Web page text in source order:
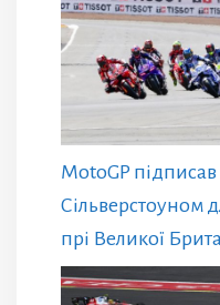
MotoGP підписав
Сільверстоуном
прі Великої